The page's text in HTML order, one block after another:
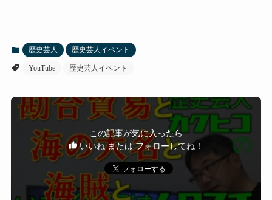
歴史芸人 歴史芸人イベント
YouTube 歴史芸人イベント
この記事が気に入ったら
いいね または フォローしてね！